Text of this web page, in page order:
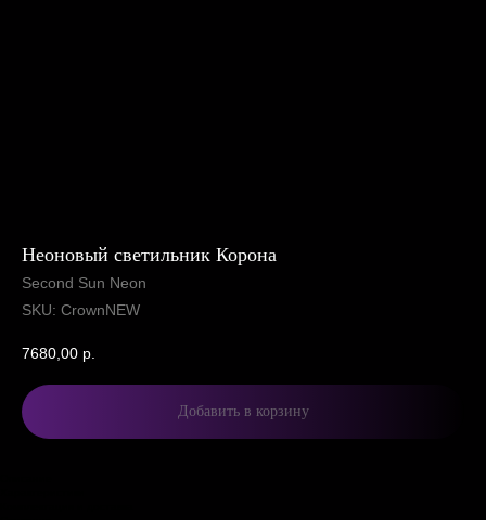
Неоновый светильник Корона
Second Sun Neon
SKU: CrownNEW
7680,00 р.
Добавить в корзину